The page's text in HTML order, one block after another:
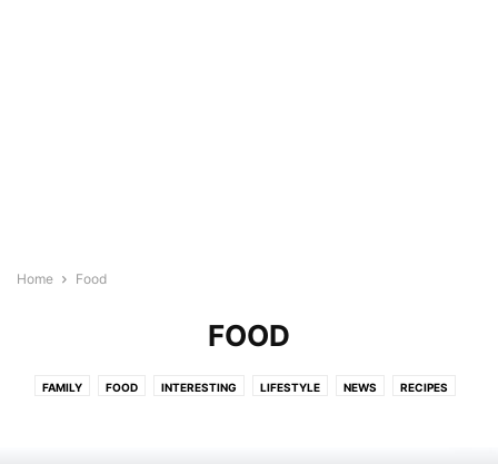
Home Food
FOOD
FAMILY FOOD INTERESTING LIFESTYLE NEWS RECIPES